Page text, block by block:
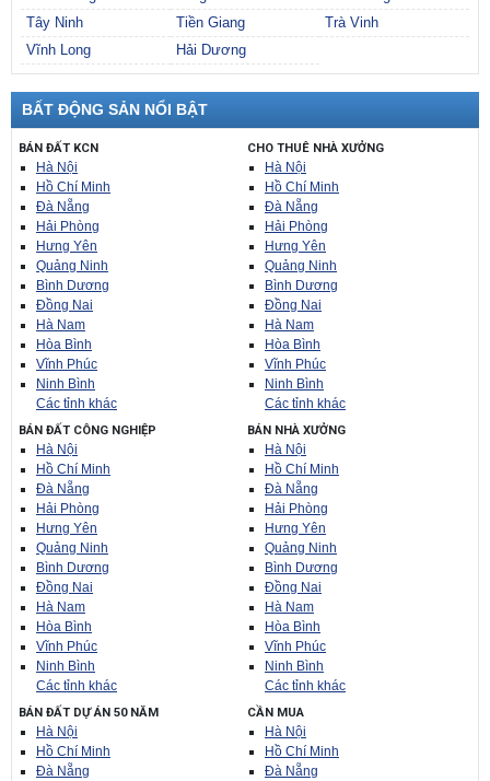
Tây Ninh
Tiền Giang
Trà Vinh
Vĩnh Long
Hải Dương
BẤT ĐỘNG SẢN NỔI BẬT
BÁN ĐẤT KCN
Hà Nội
Hồ Chí Minh
Đà Nẵng
Hải Phòng
Hưng Yên
Quảng Ninh
Bình Dương
Đồng Nai
Hà Nam
Hòa Bình
Vĩnh Phúc
Ninh Bình
Các tỉnh khác
CHO THUÊ NHÀ XƯỞNG
Hà Nội
Hồ Chí Minh
Đà Nẵng
Hải Phòng
Hưng Yên
Quảng Ninh
Bình Dương
Đồng Nai
Hà Nam
Hòa Bình
Vĩnh Phúc
Ninh Bình
Các tỉnh khác
BÁN ĐẤT CÔNG NGHIỆP
Hà Nội
Hồ Chí Minh
Đà Nẵng
Hải Phòng
Hưng Yên
Quảng Ninh
Bình Dương
Đồng Nai
Hà Nam
Hòa Bình
Vĩnh Phúc
Ninh Bình
Các tỉnh khác
BÁN NHÀ XƯỞNG
Hà Nội
Hồ Chí Minh
Đà Nẵng
Hải Phòng
Hưng Yên
Quảng Ninh
Bình Dương
Đồng Nai
Hà Nam
Hòa Bình
Vĩnh Phúc
Ninh Bình
Các tỉnh khác
BÁN ĐẤT DỰ ÁN 50 NĂM
Hà Nội
Hồ Chí Minh
Đà Nẵng
CẦN MUA
Hà Nội
Hồ Chí Minh
Đà Nẵng